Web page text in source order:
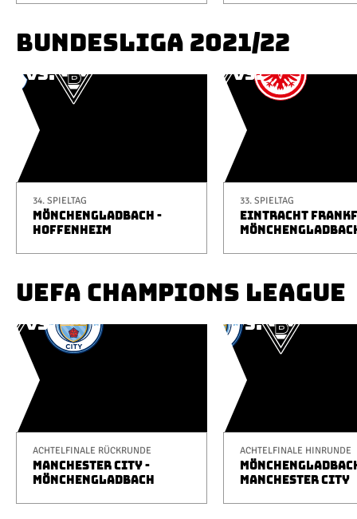
BUNDESLIGA 2021/22
34. SPIELTAG
MÖNCHENGLADBACH -
HOFFENHEIM
33. SPIELTAG
EINTRACHT
UEFA CHAMPIONS LEAGUE
ACHTELFINALE RÜCKRUNDE
MANCHESTER CITY -
MÖNCHENGLADBACH
ACHTELFINALE HINRUNDE
MANCHESTER CITY